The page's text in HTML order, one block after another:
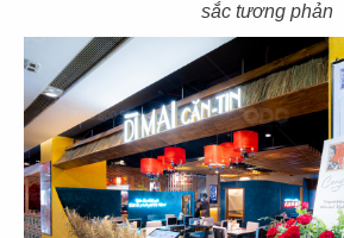
sắc tương phản
85
IPPUDO RAMEN
CN Lê Thánh Tôn - Q.1
86
JIN
CN